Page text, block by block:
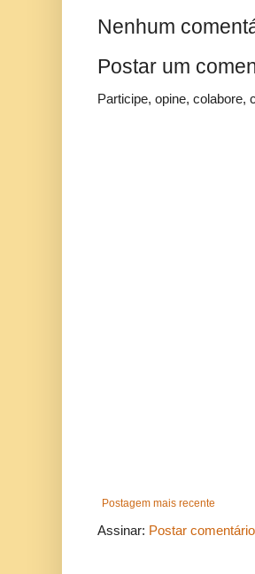
Nenhum
Postar um
Participe, opine, colabore,
Postagem mais recente
Assinar: Postar